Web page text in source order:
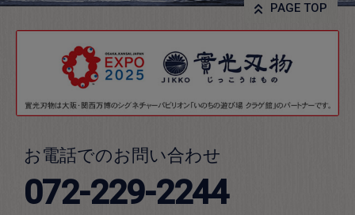
PAGE TOP
お電話でのお問い合わせ
072-229-2244